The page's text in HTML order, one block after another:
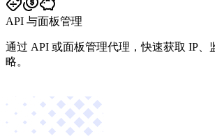
API 与面板管理
通过 API 或面板管理代理，快速获取 IP、
略。